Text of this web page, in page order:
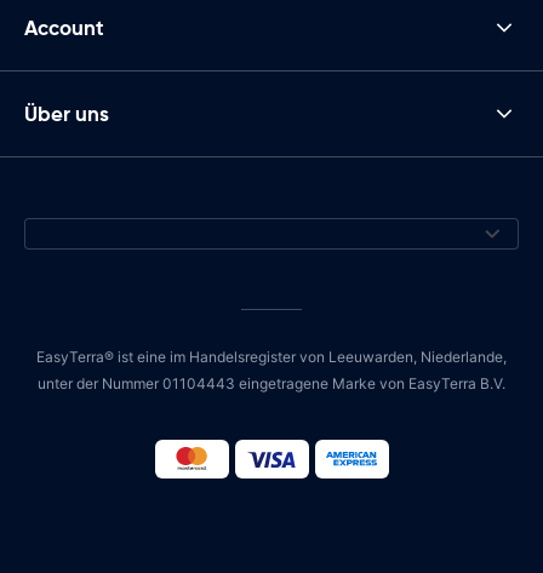
Account
Über uns
EasyTerra® ist eine im Handelsregister von Leeuwarden, Niederlande,
unter der Nummer 01104443 eingetragene Marke von EasyTerra B.V.